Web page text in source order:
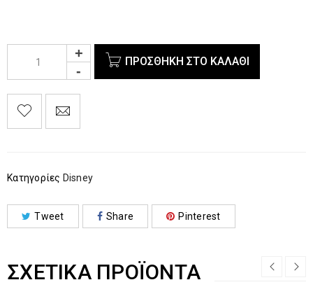
ΠΡΟΣΘΉΚΗ ΣΤΟ ΚΑΛΆΘΙ
Κατηγορίες Disney
Tweet Share Pinterest
ΣΧΕΤΙΚΆ ΠΡΟΪΌΝΤΑ